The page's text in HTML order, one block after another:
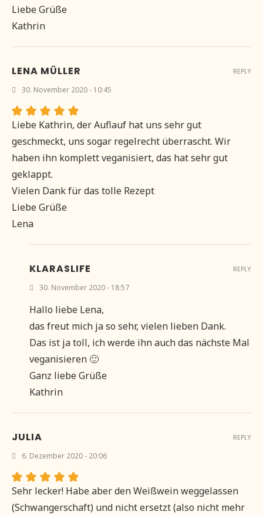
Liebe Grüße
Kathrin
LENA MÜLLER
30. November 2020 - 10:45
Liebe Kathrin, der Auflauf hat uns sehr gut
geschmeckt, uns sogar regelrecht überrascht. Wir
haben ihn komplett veganisiert, das hat sehr gut
geklappt.
Vielen Dank für das tolle Rezept
Liebe Grüße
Lena
REPLY
KLARASLIFE
30. November 2020 - 18:57
Hallo liebe Lena,
das freut mich ja so sehr, vielen lieben Dank.
Das ist ja toll, ich werde ihn auch das nächste Mal
veganisieren 🙂
Ganz liebe Grüße
Kathrin
REPLY
JULIA
6. Dezember 2020 - 20:06
Sehr lecker! Habe aber den Weißwein weggelassen
(Schwangerschaft) und nicht ersetzt (also nicht mehr
REPLY